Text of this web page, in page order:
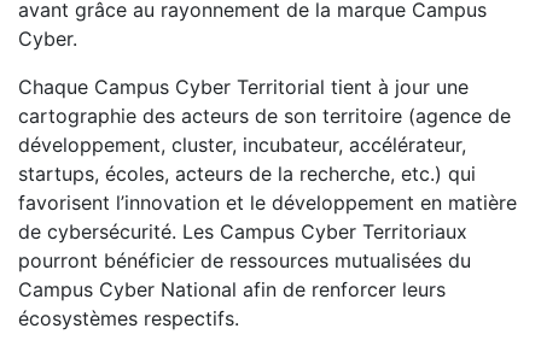
avant grâce au rayonnement de la marque Campus
Cyber.
Chaque Campus Cyber Territorial tient à jour une
cartographie des acteurs de son territoire (agence de
développement, cluster, incubateur, accélérateur,
startups, écoles, acteurs de la recherche, etc.) qui
favorisent l’innovation et le développement en matière
de cybersécurité. Les Campus Cyber Territoriaux
pourront bénéficier de ressources mutualisées du
Campus Cyber National afin de renforcer leurs
écosystèmes respectifs.